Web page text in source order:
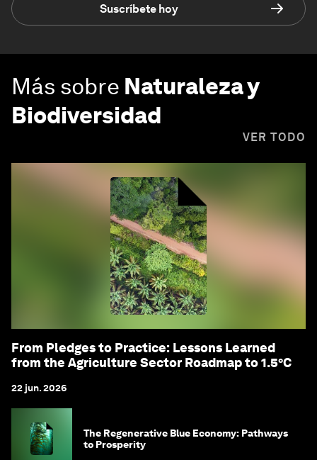
Suscríbete hoy
Más sobre Naturaleza y
Biodiversidad
VER TODO
From Pledges to Practice: Lessons Learned
from the Agriculture Sector Roadmap to 1.5°C
22 jun. 2026
The Regenerative Blue Economy: Pathways
to Prosperity